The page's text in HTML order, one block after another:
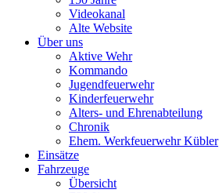
Videokanal
Alte Website
Über uns
Aktive Wehr
Kommando
Jugendfeuerwehr
Kinderfeuerwehr
Alters- und Ehrenabteilung
Chronik
Ehem. Werkfeuerwehr Kübler
Einsätze
Fahrzeuge
Übersicht